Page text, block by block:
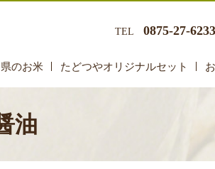
TEL 0875-27-6233
のお米 たどつやオリジナルセット
油